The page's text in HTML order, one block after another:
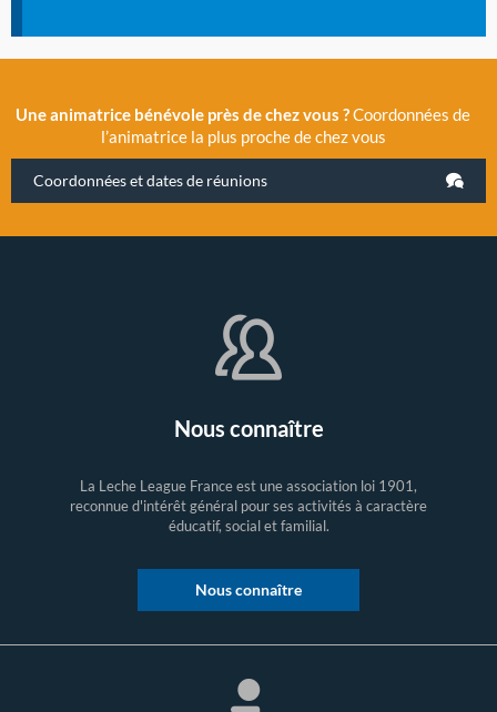
Une animatrice bénévole près de chez vous ?Coordonnées de
l’animatrice la plus proche de chez vous
Coordonnées et dates de réunions
Nous connaître
La Leche League France est une association loi 1901,
reconnue d'intérêt général pour ses activités à caractère
éducatif, social et familial.
Nous connaître